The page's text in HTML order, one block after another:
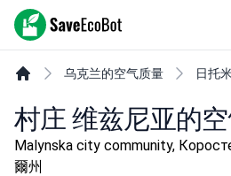
SaveEcoBot
乌克兰的空气质量 日托
村庄 维兹尼亚的
Malynska city community,
爾州